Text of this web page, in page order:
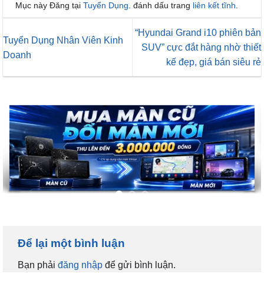
Mục này Đăng tại Tuyển Dụng. đánh dấu trang liên kết tĩnh.
Tuyển Dụng Nhân Viên Kinh
Doanh
“Hyundai Grand i10 phiên bản
SUV” cực đắt hàng nhờ thiết
kế đẹp, giá bán siêu rẻ
Để lại một bình luận
Bạn phải đăng nhập để gửi bình luận.